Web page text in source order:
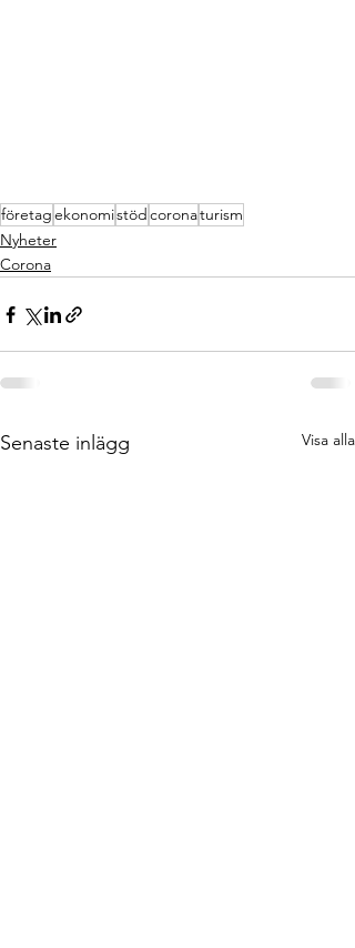
företagekonomistödcoronaturism
Nyheter
Corona
Senaste inlägg Visa alla